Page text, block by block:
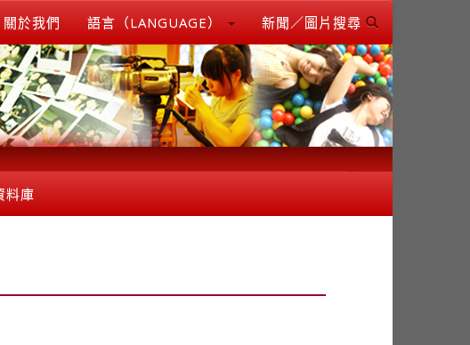
關於我們 語言（LANGUAGE） 新聞／圖片搜尋
料庫